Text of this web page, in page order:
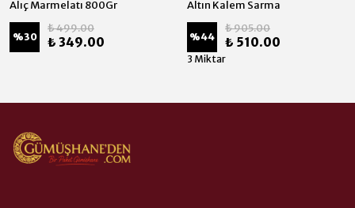
Alıç Marmelatı 800Gr
%30
₺ 499.00
₺ 349.00
Altın Kalem Sarma
%44
₺ 905.00
₺ 510.00
3 Miktar